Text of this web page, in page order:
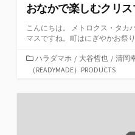
おなかで楽しむクリ
こんにちは。 メトロクス・タカ
マスですね。町はにぎやかお祭
カ
テ
リ
ハラダマホ / 大谷哲也 / 清岡
（READYMADE）PRODUCTS